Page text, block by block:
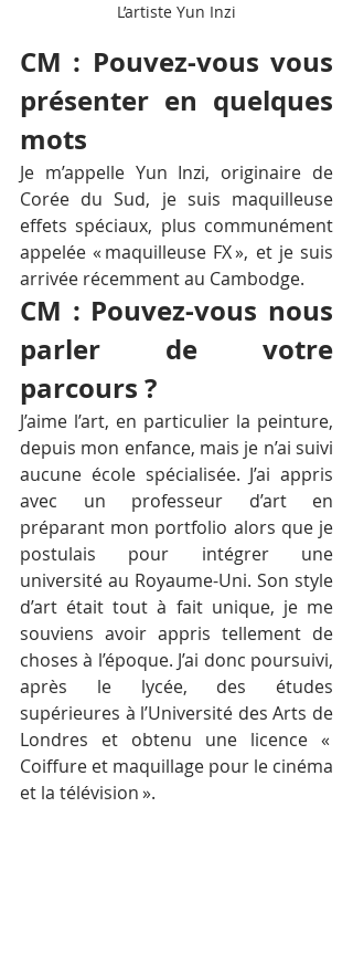
L’artiste Yun Inzi
CM : Pouvez-vous vous
présenter en quelques
mots
Je m’appelle Yun Inzi, originaire de
Corée du Sud, je suis maquilleuse
effets spéciaux, plus communément
appelée « maquilleuse FX », et je suis
arrivée récemment au Cambodge.
CM : Pouvez-vous nous
parler de votre
parcours ?
J’aime l’art, en particulier la peinture,
depuis mon enfance, mais je n’ai suivi
aucune école spécialisée. J’ai appris
avec un professeur d’art en
préparant mon portfolio alors que je
postulais pour intégrer une
université au Royaume-Uni. Son style
d’art était tout à fait unique, je me
souviens avoir appris tellement de
choses à l’époque. J’ai donc poursuivi,
après le lycée, des études
supérieures à l’Université des Arts de
Londres et obtenu une licence «
Coiffure et maquillage pour le cinéma
et la télévision ».